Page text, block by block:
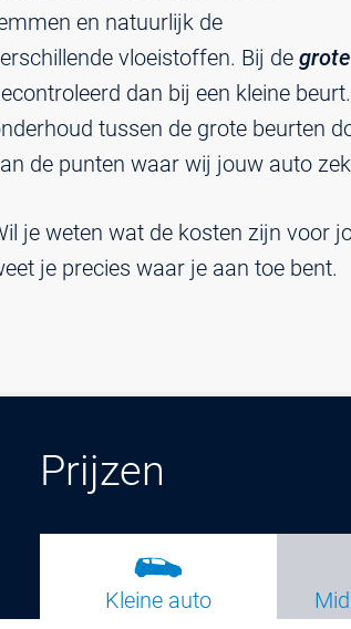
en natuurlijk de
vloeistoffen. Bij de
dan bij een kleine
tussen de grote beurten
de punten waar wij jouw auto
je weten wat de kosten zijn voor
je precies waar je aan toe bent.
Prijzen
Kleine auto